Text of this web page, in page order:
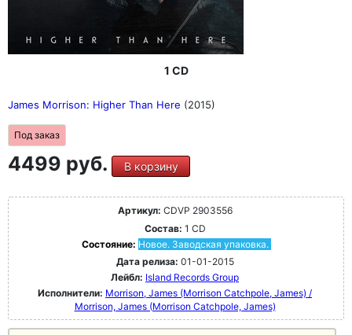
1 CD
James Morrison: Higher Than Here (2015)
Под заказ
4499 руб. В корзину
Артикул: CDVP 2903556
Состав: 1 CD
Состояние: Новое. Заводская упаковка.
Дата релиза: 01-01-2015
Лейбл: Island Records Group
Исполнители: Morrison, James (Morrison Catchpole, James) /
Morrison, James (Morrison Catchpole, James)